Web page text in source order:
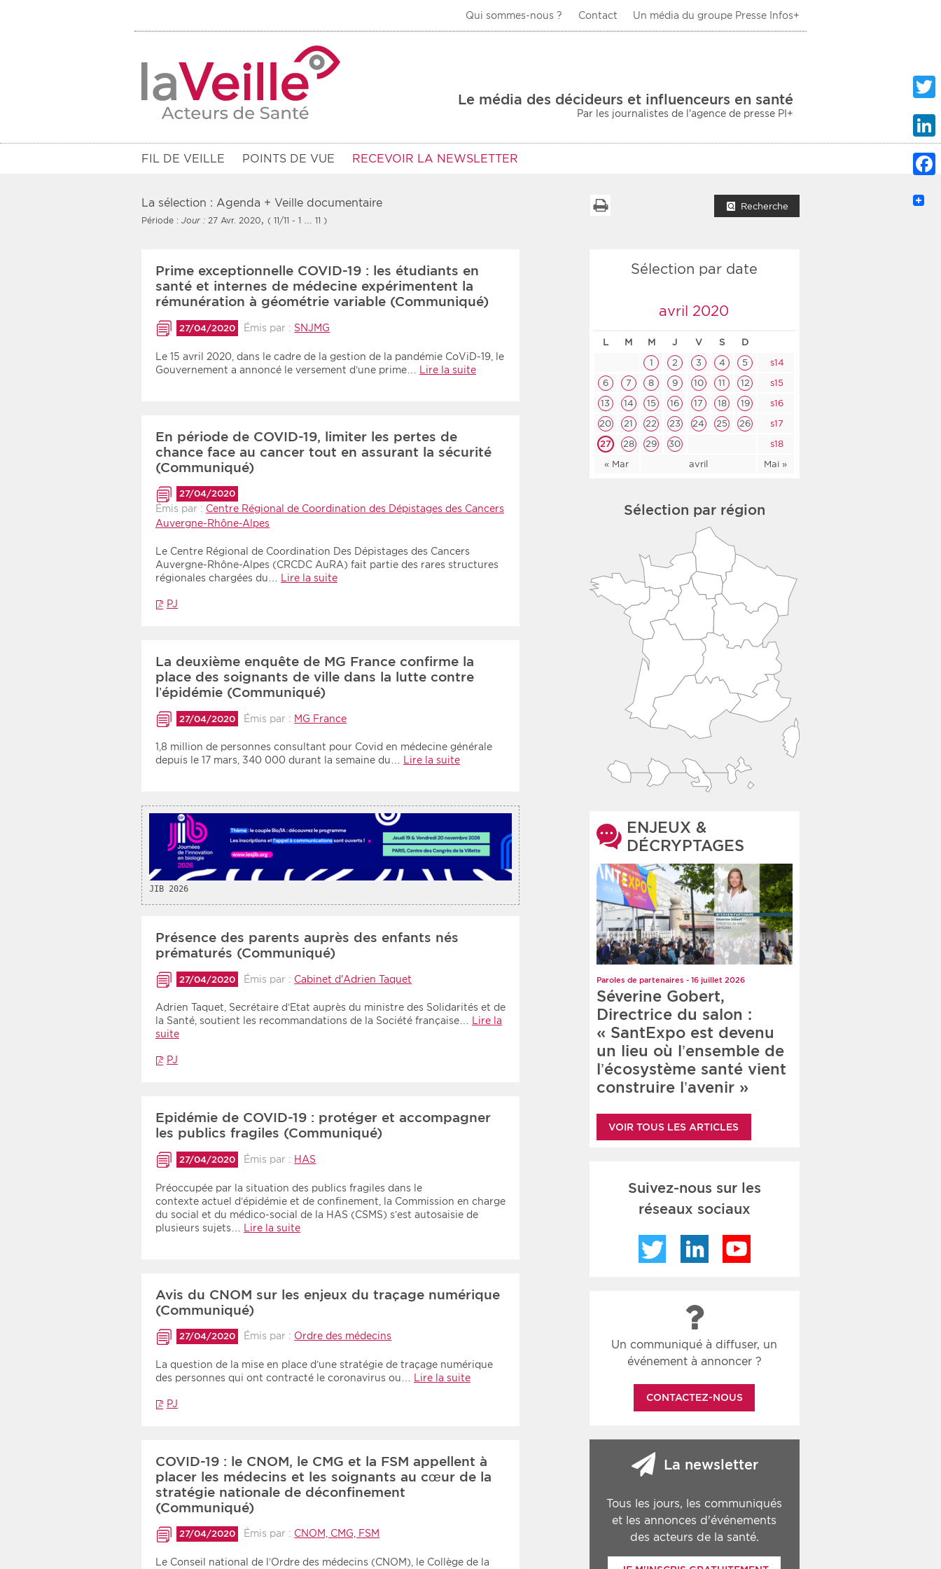
Qui sommes-nous ? Contact Un média du groupe Presse Infos+
Le média des décideurs et influenceurs en santé
Par les journalistes de l'agence de presse PI+
FIL DE VEILLE POINTS DE VUE RECEVOIR LA NEWSLETTER
Rendez-vous des 7 prochains jours
Communiqués des 10 derniers jours
Recherche par mots clés
Rendez-vous
Communiqués
Tri
Chronologique
Inversé
La sélection : Agenda + Veille documentaire
Période : Jour : 27 Avr. 2020, ( 11/11 - 1 … 11 )
Recherche
Prime exceptionnelle COVID-19 : les étudiants en
santé et internes de médecine expérimentent la
rémunération à géométrie variable (Communiqué)
27/04/2020 Émis par : SNJMG
Le 15 avril 2020, dans le cadre de la gestion de la pandémie CoViD-19, le
Gouvernement a annoncé le versement d’une prime…
Lire la suite
En période de COVID-19, limiter les pertes de
chance face au cancer tout en assurant la sécurité
(Communiqué)
27/04/2020
Émis par : Centre Régional de Coordination des Dépistages des Cancers
Auvergne-Rhône-Alpes
Le Centre Régional de Coordination Des Dépistages des Cancers
Auvergne-Rhône-Alpes (CRCDC AuRA) fait partie des rares structures
régionales chargées du…
Lire la suite
PJ
La deuxième enquête de MG France confirme la
place des soignants de ville dans la lutte contre
l’épidémie (Communiqué)
27/04/2020 Émis par : MG France
1,8 million de personnes consultant pour Covid en médecine générale
depuis le 17 mars, 340 000 durant la semaine du…
Lire la suite
JIB 2026
Présence des parents auprès des enfants nés
prématurés (Communiqué)
27/04/2020 Émis par : Cabinet d'Adrien Taquet
Adrien Taquet, Secrétaire d’Etat auprès du ministre des Solidarités et de
la Santé, soutient les recommandations de la Société française… Lire la
suite
PJ
Epidémie de COVID-19 : protéger et accompagner
les publics fragiles (Communiqué)
27/04/2020 Émis par : HAS
Préoccupée par la situation des publics fragiles dans le
contexte actuel d’épidémie et de confinement, la Commission en charge
du social et du médico-social de la HAS (CSMS) s’est autosaisie de
plusieurs sujets… Lire la suite
Avis du CNOM sur les enjeux du traçage numérique
(Communiqué)
27/04/2020 Émis par : Ordre des médecins
La question de la mise en place d’une stratégie de traçage numérique
des personnes qui ont contracté le coronavirus ou…
Lire la suite
PJ
COVID-19 : le CNOM, le CMG et la FSM appellent à
placer les médecins et les soignants au cœur de la
stratégie nationale de déconfinement
(Communiqué)
27/04/2020 Émis par : CNOM, CMG, FSM
Le Conseil national de l’Ordre des médecins (CNOM), le Collège de la
Sélection par date
avril 2020
L M M J V S D
« Mar avril Mai »
1 2 3 4 5
s14
6
7 8 9 10 11 12
s15
13
14 15 16 17 18 19
s16
20
21 22 23 24 25 26
s17
27
28 29 30 s18
Sélection par région
ENJEUX &
DÉCRYPTAGES
Paroles de partenaires - 16 juillet 2026
Séverine Gobert,
Directrice du salon :
« SantExpo est devenu
un lieu où l’ensemble de
l’écosystème santé vient
construire l’avenir »
VOIR TOUS LES ARTICLES
Suivez-nous sur les
réseaux sociaux
Twitter LinkedIn
Un communiqué à diffuser, un
événement à annoncer ?
CONTACTEZ-NOUS
La newsletter
Tous les jours, les communiqués
et les annonces d'événements
des acteurs de la santé.